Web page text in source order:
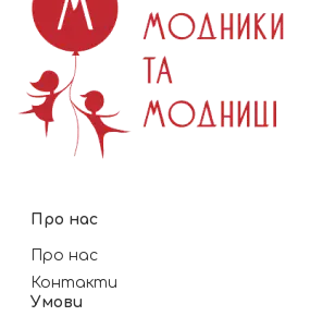
Про нас
Про нас
Контакти
Умови